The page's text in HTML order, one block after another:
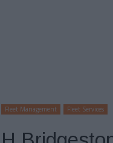
Fleet Management Fleet Services